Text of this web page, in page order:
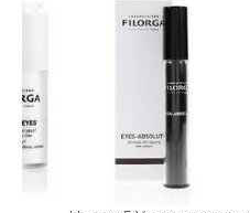
Happy 5 Years : concours
n°3 - FILO...